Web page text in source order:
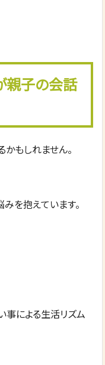
親子の会話
かもしれません。
を抱えています。
事による生活リズム